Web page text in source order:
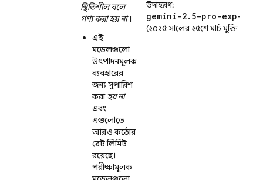
স্থিতিশীল বলে
গণ্য করা হয় না।
এই
মডেলগুলো
উৎপাদনমূলক
ব্যবহারের
জন্য সুপারিশ
করাহয় না
এবং
এগুলোতে
আরও কঠোর
রেট লিমিট
রয়েছে।
পরীক্ষামূলক
উদাহরণ:
gemini-2.5-pro-exp-03-
(২০২৫ সালের ২৫শে মার্চ মুক্তি পাবে)